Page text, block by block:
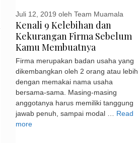
Kenali 9 Kelebihan dan
Kekurangan Firma Sebelum
Kamu Membuatnya
Juli 12, 2019 oleh Team Muamala
Firma merupakan badan usaha yang
dikembangkan oleh 2 orang atau lebih
dengan memakai nama usaha
bersama-sama. Masing-masing
anggotanya harus memiliki tanggung
jawab penuh, sampai modal … Read
more